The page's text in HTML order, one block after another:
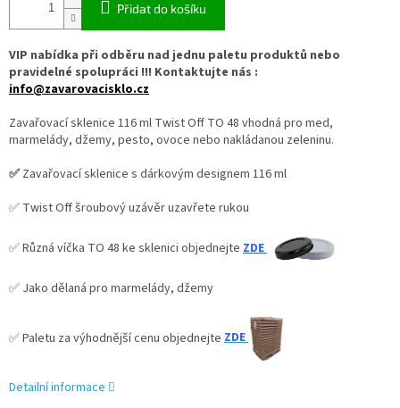
Přidat do košíku
VIP nabídka při odběru nad jednu paletu produktů nebo
pravidelné spolupráci !!! Kontaktujte nás :
info@zavarovacisklo.cz
Zavařovací sklenice 116 ml Twist Off TO 48 vhodná pro med,
marmelády, džemy, pesto, ovoce nebo nakládanou zeleninu.
✅ Zavařovací sklenice s dárkovým designem 116 ml
✅ Twist Off šroubový uzávěr uzavřete rukou
✅ Různá víčka TO 48 ke sklenici objednejte ZDE
✅ Jako dělaná pro marmelády, džemy
✅Paletu za výhodnější cenu objednejte ZDE
Detailní informace